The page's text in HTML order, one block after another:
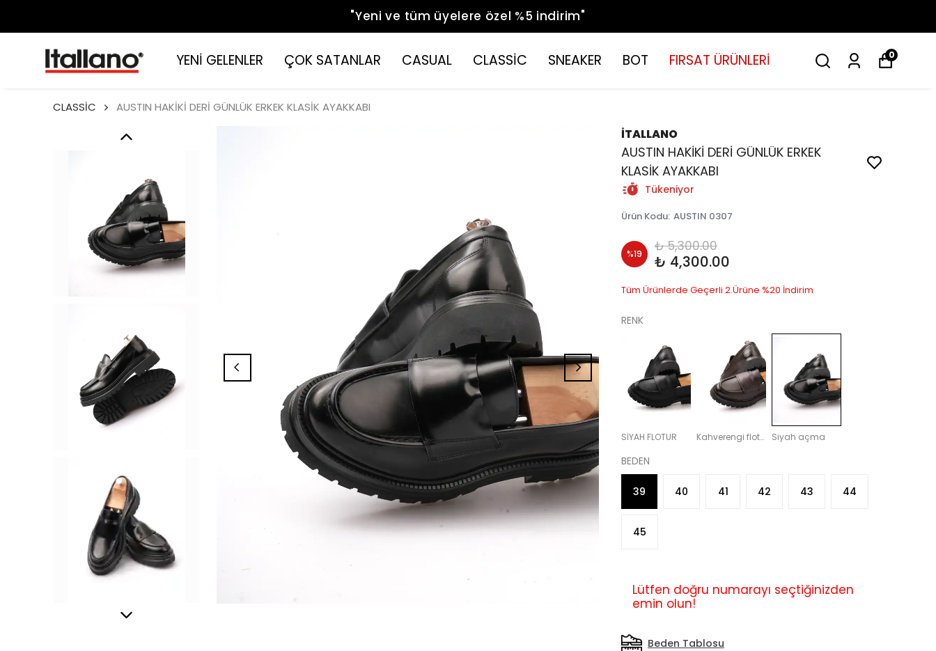
"Yeni ve tüm üyelere özel %5 indirim"
YENİ GELENLER ÇOK SATANLAR CASUAL CLASSİC SNEAKER BOT FIRSAT ÜRÜNLERİ 0
CLASSİC AUSTIN HAKİKİ DERİ GÜNLÜK ERKEK KLASİK AYAKKABI
İTALLANO
AUSTIN HAKİKİ DERİ GÜNLÜK ERKEK
KLASİK AYAKKABI
Tükeniyor
Ürün Kodu: AUSTIN 0307
%19 ₺ 5,300.00
₺ 4,300.00
Tüm Ürünlerde Geçerli 2.Ürüne %20 İndirim
RENK
SİYAH FLOTUR Kahverengi flotur Siyah açma
BEDEN
39 40 41 42 43 44
45
Lütfen doğru numarayı seçtiğinizden
emin olun!
Beden Tablosu